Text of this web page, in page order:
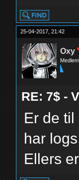
25-04-2017, 21:42
Oxy
Medlem
RE: 7$ -
Er de
har
Ellers